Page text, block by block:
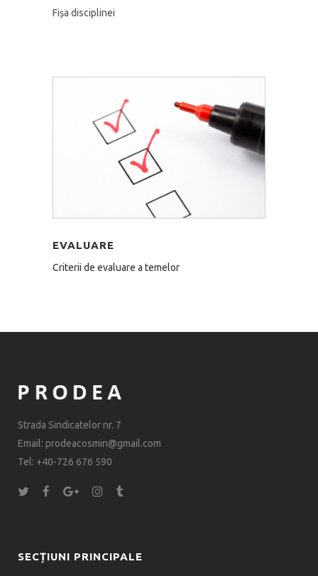
Fișa disciplinei
EVALUARE
Criterii de evaluare a temelor
Strada Sindicatelor nr. 7
Email: prodeacosmin@gmail.com
Tel: +40-726 676 590
SECȚIUNI PRINCIPALE